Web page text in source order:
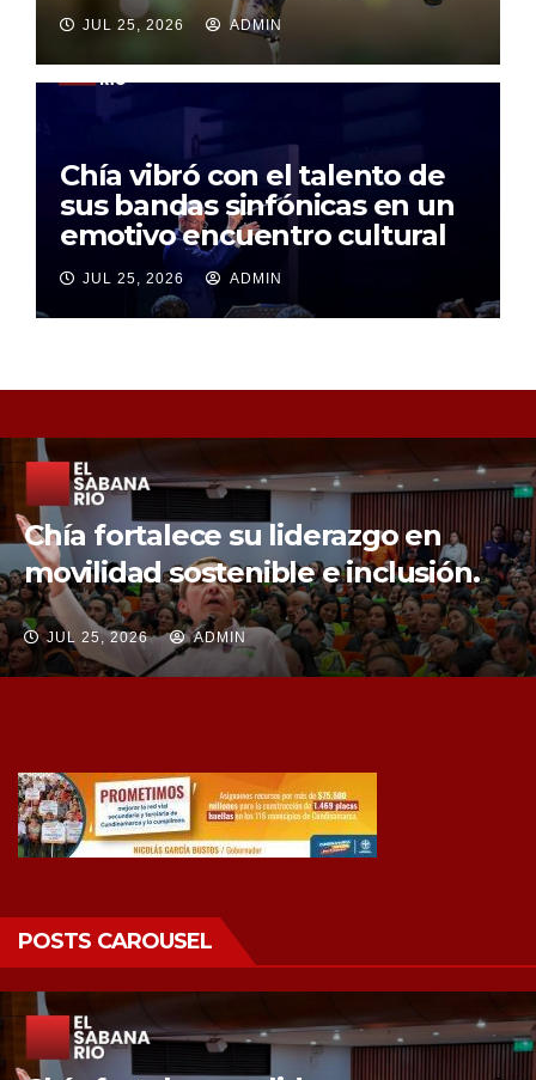
JUL 25, 2026 ADMIN
Chía vibró con el talento de
sus bandas sinfónicas en un
emotivo encuentro cultural
JUL 25, 2026 ADMIN
Chía fortalece la protección de sus
fuentes hídricas con la compra de
tres nuevos predios
JUL 25, 2026 ADMIN
POSTS CAROUSEL
Chía fortalece la protección de sus